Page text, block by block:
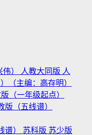
） 人教大同版 人
（主编：高存明）
（一年级起点）
版（五线谱）
谱） 苏科版 苏少版